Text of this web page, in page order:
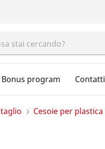
Bonus program Contatti
Cesoie per plastica